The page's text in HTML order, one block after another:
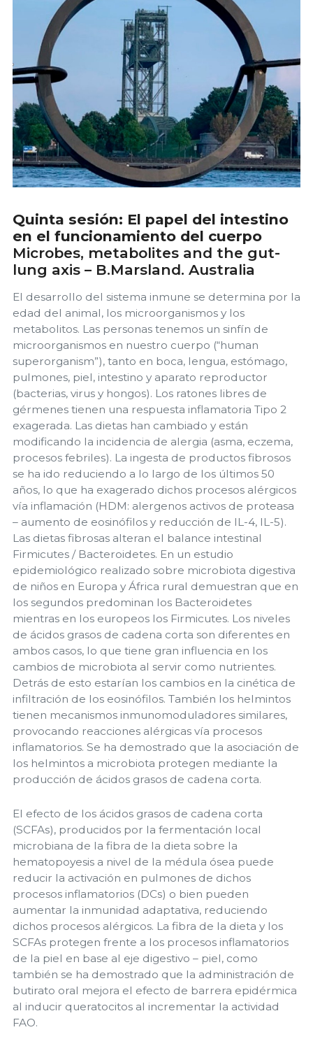
Quinta sesión: El papel del intestino
en el funcionamiento del cuerpo
Microbes, metabolites and the gut-
lung axis – B.Marsland. Australia
El desarrollo del sistema inmune se determina por la
edad del animal, los microorganismos y los
metabolitos. Las personas tenemos un sinfín de
microorganismos en nuestro cuerpo (“human
superorganism”), tanto en boca, lengua, estómago,
pulmones, piel, intestino y aparato reproductor
(bacterias, virus y hongos). Los ratones libres de
gérmenes tienen una respuesta inflamatoria Tipo 2
exagerada. Las dietas han cambiado y están
modificando la incidencia de alergia (asma, eczema,
procesos febriles). La ingesta de productos fibrosos
se ha ido reduciendo a lo largo de los últimos 50
años, lo que ha exagerado dichos procesos alérgicos
vía inflamación (HDM: alergenos activos de proteasa
– aumento de eosinófilos y reducción de IL-4, IL-5).
Las dietas fibrosas alteran el balance intestinal
Firmicutes / Bacteroidetes. En un estudio
epidemiológico realizado sobre microbiota digestiva
de niños en Europa y África rural demuestran que en
los segundos predominan los Bacteroidetes
mientras en los europeos los Firmicutes. Los niveles
de ácidos grasos de cadena corta son diferentes en
ambos casos, lo que tiene gran influencia en los
cambios de microbiota al servir como nutrientes.
Detrás de esto estarían los cambios en la cinética de
infiltración de los eosinófilos. También los helmintos
tienen mecanismos inmunomoduladores similares,
provocando reacciones alérgicas vía procesos
inflamatorios. Se ha demostrado que la asociación de
los helmintos a microbiota protegen mediante la
producción de ácidos grasos de cadena corta.
El efecto de los ácidos grasos de cadena corta
(SCFAs), producidos por la fermentación local
microbiana de la fibra de la dieta sobre la
hematopoyesis a nivel de la médula ósea puede
reducir la activación en pulmones de dichos
procesos inflamatorios (DCs) o bien pueden
aumentar la inmunidad adaptativa, reduciendo
dichos procesos alérgicos. La fibra de la dieta y los
SCFAs protegen frente a los procesos inflamatorios
de la piel en base al eje digestivo – piel, como
también se ha demostrado que la administración de
butirato oral mejora el efecto de barrera epidérmica
al inducir queratocitos al incrementar la actividad
FAO.